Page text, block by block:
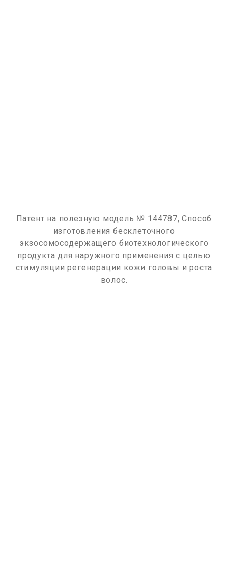
Патент на полезную модель № 144787, Способ
изготовления бесклеточного
экзосомосодержащего биотехнологического
продукта для наружного применения с целью
стимуляции регенерации кожи головы и роста
волос.